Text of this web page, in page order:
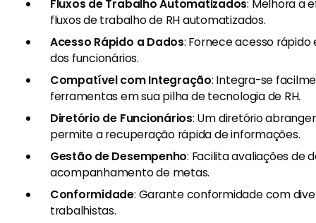
Fluxos de Trabalho Automatizados: Melhora a
fluxos de trabalho de RH automatizados.
Acesso Rápido a Dados: Fornece acesso
dos funcionários.
Compatível com Integração: Integra-se
ferramentas em sua pilha de tecnologia de RH.
Diretório de Funcionários: Um diretório
permite a recuperação rápida de informações.
Gestão de Desempenho: Facilita avaliações de
acompanhamento de metas.
Conformidade: Garante conformidade com
trabalhistas.